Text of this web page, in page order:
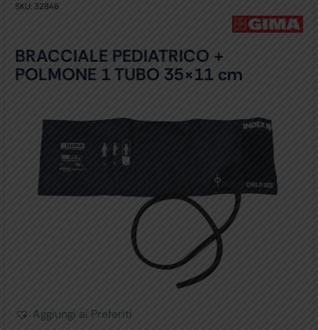
SKU: 32846
BRACCIALE PEDIATRICO +
POLMONE 1 TUBO 35×11 cm
Aggiungi ai Preferiti